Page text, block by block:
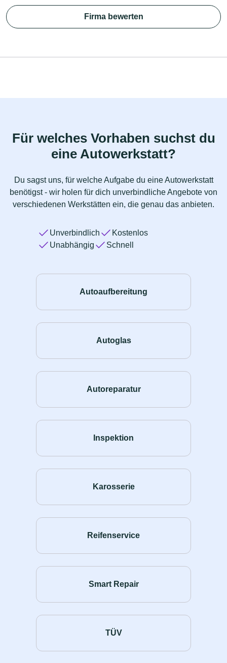
Firma bewerten
Für welches Vorhaben suchst du
eine Autowerkstatt?
Du sagst uns, für welche Aufgabe du eine Autowerkstatt
benötigst - wir holen für dich unverbindliche Angebote von
verschiedenen Werkstätten ein, die genau das anbieten.
Unverbindlich
Kostenlos
Unabhängig
Schnell
Autoaufbereitung
Autoglas
Autoreparatur
Inspektion
Karosserie
Reifenservice
Smart Repair
TÜV